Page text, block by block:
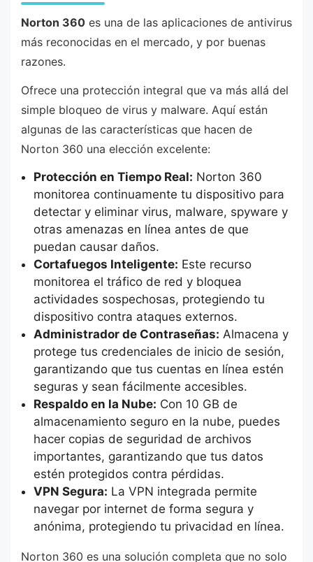
Norton 360 es una de las aplicaciones de antivirus
más reconocidas en el mercado, y por buenas
razones.
Ofrece una protección integral que va más allá del
simple bloqueo de virus y malware. Aquí están
algunas de las características que hacen de
Norton 360 una elección excelente:
Protección en Tiempo Real: Norton 360
monitorea continuamente tu dispositivo para
detectar y eliminar virus, malware, spyware y
otras amenazas en línea antes de que
puedan causar daños.
Cortafuegos Inteligente: Este recurso
monitorea el tráfico de red y bloquea
actividades sospechosas, protegiendo tu
dispositivo contra ataques externos.
Administrador de Contraseñas: Almacena y
protege tus credenciales de inicio de sesión,
garantizando que tus cuentas en línea estén
seguras y sean fácilmente accesibles.
Respaldo en la Nube: Con 10 GB de
almacenamiento seguro en la nube, puedes
hacer copias de seguridad de archivos
importantes, garantizando que tus datos
estén protegidos contra pérdidas.
VPN Segura: La VPN integrada permite
navegar por internet de forma segura y
anónima, protegiendo tu privacidad en línea.
Norton 360 es una solución completa que no solo